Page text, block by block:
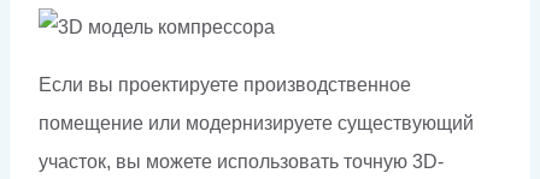
Если вы проектируете производственное
помещение или модернизируете существующий
участок, вы можете использовать точную 3D-